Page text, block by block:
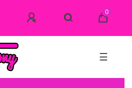
0
☰